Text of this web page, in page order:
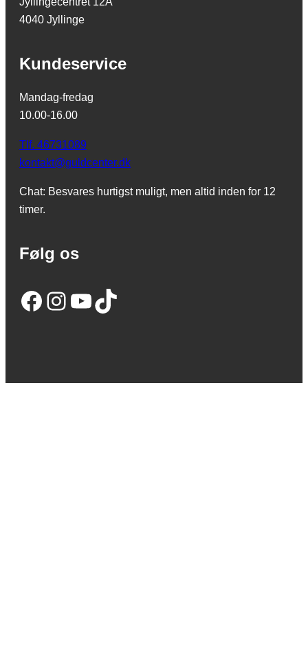
4040 Jyllinge
Kundeservice
Mandag-fredag
10.00-16.00
Tlf. 46731089
kontakt@guldcenter.dk
Chat: Besvares hurtigst muligt, men altid inden for 12
timer.
Følg os
Facebook Instagram YouTube TikTok